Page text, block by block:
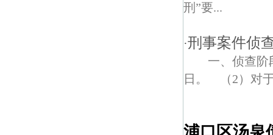
刑”要...
·刑事案件侦
一、侦查阶
日。 （2）对